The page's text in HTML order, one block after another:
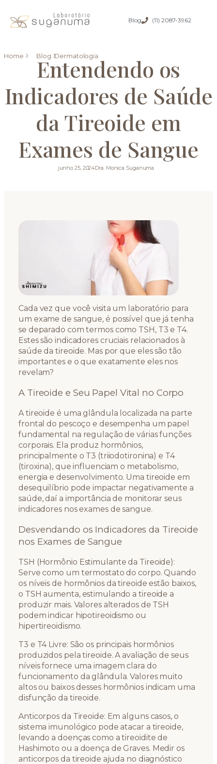
Blog (11) 2087-3962
Home Blog Dermatologia
Entendendo os
Indicadores de Saúde
da Tireoide em
Exames de Sangue
junho 25, 2024Dra. Monica Suganuma
Cada vez que você visita um laboratório para
um exame de sangue, é possível que já tenha
se deparado com termos como TSH, T3 e T4.
Estes são indicadores cruciais relacionados à
saúde da tireoide. Mas por que eles são tão
importantes e o que exatamente eles nos
revelam?
A Tireoide e Seu Papel Vital no Corpo
A tireoide é uma glândula localizada na parte
frontal do pescoço e desempenha um papel
fundamental na regulação de várias funções
corporais. Ela produz hormônios,
principalmente o T3 (triiodotironina) e T4
(tiroxina), que influenciam o metabolismo,
energia e desenvolvimento. Uma tireoide em
desequilíbrio pode impactar negativamente a
saúde, daí a importância de monitorar seus
indicadores nos exames de sangue.
Desvendando os Indicadores da Tireoide
nos Exames de Sangue
TSH (Hormônio Estimulante da Tireoide):
Serve como um termostato do corpo. Quando
os níveis de hormônios da tireoide estão baixos,
o TSH aumenta, estimulando a tireoide a
produzir mais. Valores alterados de TSH
podem indicar hipotireoidismo ou
hipertireoidismo.
T3 e T4 Livre: São os principais hormônios
produzidos pela tireoide. A avaliação de seus
níveis fornece uma imagem clara do
funcionamento da glândula. Valores muito
altos ou baixos desses hormônios indicam uma
disfunção da tireoide.
Anticorpos da Tireoide: Em alguns casos, o
sistema imunológico pode atacar a tireoide,
levando a doenças como a tireoidite de
Hashimoto ou a doença de Graves. Medir os
anticorpos da tireoide ajuda no diagnóstico